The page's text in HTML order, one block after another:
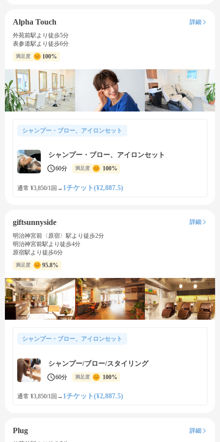
Alpha Touch
詳細
外苑前駅より徒歩5分
表参道駅より徒歩6分
満足度 100%
シャンプー・ブロー、アイロンセット
シャンプー・ブロー、アイロンセット
60分 満足度 100%
通常 ¥3,850/1回 → 1チケット(¥2,887.5)
giftsunnyside
詳細
明治神宮前〈原宿〉駅より徒歩2分
明治神宮前駅より徒歩4分
原宿駅より徒歩6分
満足度 95.8%
シャンプー・ブロー、アイロンセット
シャンプー/ブロー/スタイリング
60分 満足度 100%
通常 ¥3,850/1回 → 1チケット(¥2,887.5)
Plug
詳細